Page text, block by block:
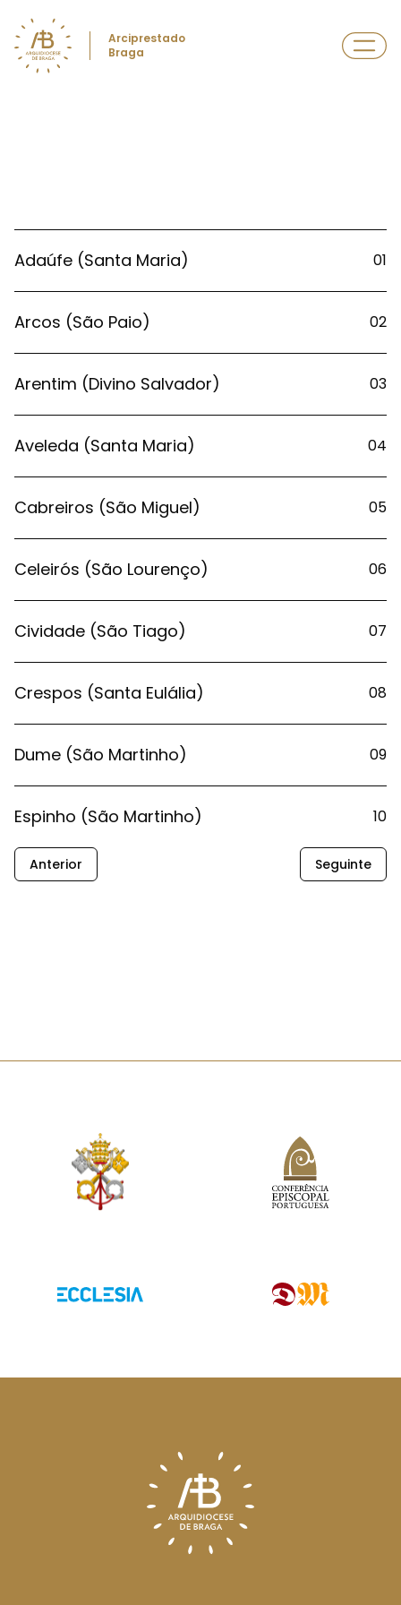
Arciprestado
Braga
Adaúfe (Santa Maria) 01
Arcos (São Paio) 02
Arentim (Divino Salvador) 03
Aveleda (Santa Maria) 04
Cabreiros (São Miguel) 05
Celeirós (São Lourenço) 06
Cividade (São Tiago) 07
Crespos (Santa Eulália) 08
Dume (São Martinho) 09
Espinho (São Martinho) 10
Anterior Seguinte